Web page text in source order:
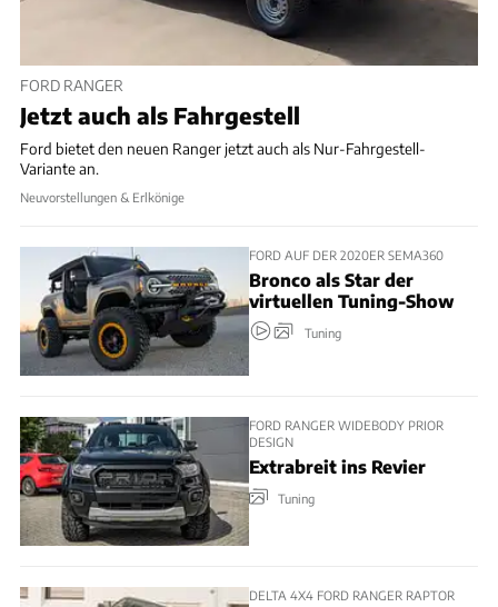
FORD RANGER
Jetzt auch als Fahrgestell
Ford bietet den neuen Ranger jetzt auch als Nur-Fahrgestell-
Variante an.
Neuvorstellungen & Erlkönige
FORD AUF DER 2020ER SEMA360
Bronco als Star der
virtuellen Tuning-Show
Tuning
FORD RANGER WIDEBODY PRIOR
DESIGN
Extrabreit ins Revier
Tuning
DELTA 4X4 FORD RANGER RAPTOR